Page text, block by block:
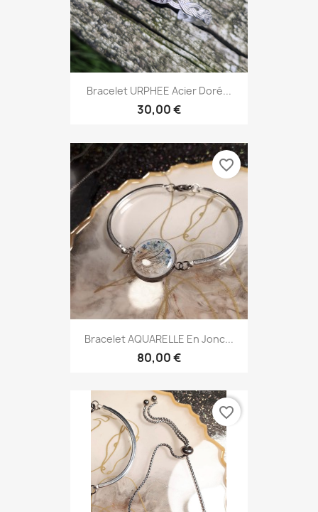
Bracelet URPHEE Acier Doré...
30,00 €
Bracelet AQUARELLE En Jonc...
80,00 €
favorite_border
favorite_border